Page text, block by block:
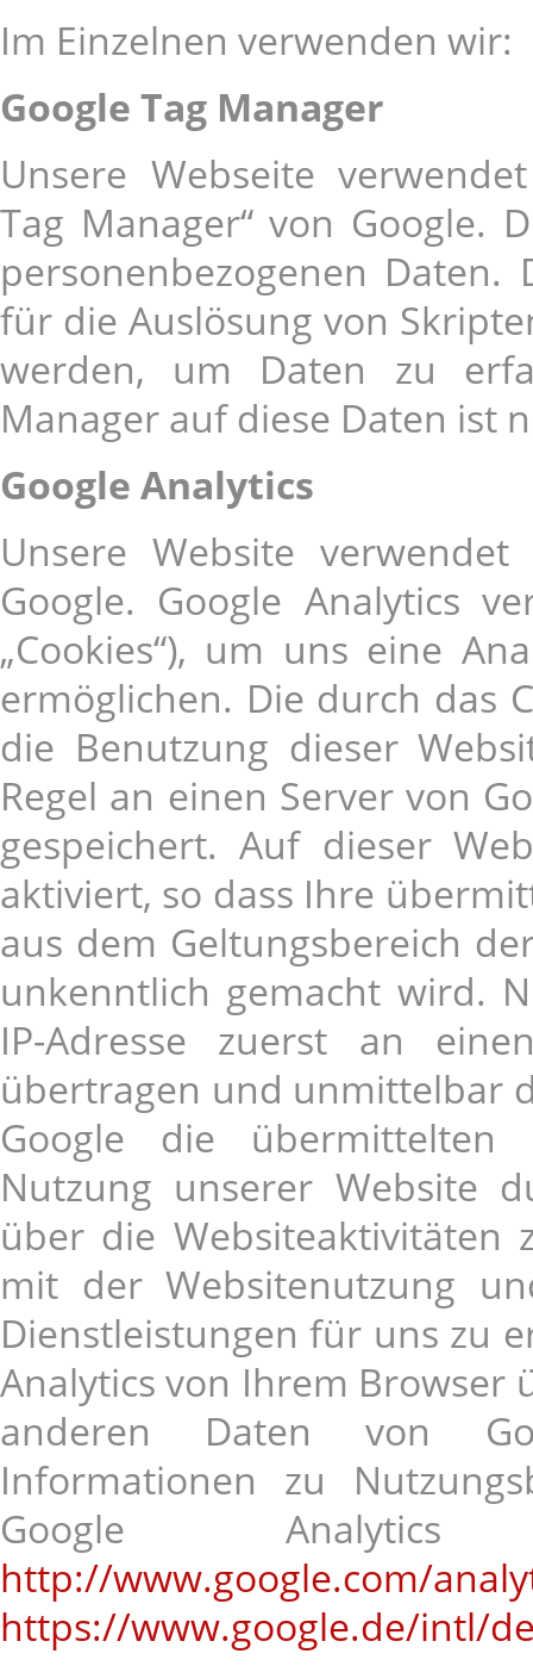
Im Einzelnen verwenden wir:
Google Tag Manager
Unsere Webseite
Tag Manager“ von Google.
personenbezogenen
für die Auslösung von
werden, um Daten zu
Manager auf diese Daten ist
Google Analytics
Unsere Website
Google. Google Analytics
„Cookies“), um uns eine
ermöglichen. Die durch das
die Benutzung dieser
Regel an einen Server von
gespeichert. Auf dieser
aktiviert, so dass Ihre
aus dem Geltungsbereich
unkenntlich gemacht wird.
IP-Adresse zuerst an
übertragen und unmittelbar
Google die
Nutzung unserer Website
über die Websiteaktivitäten
mit der Websitenutzung
Dienstleistungen für uns zu
Analytics von Ihrem Browser
anderen Daten von
Informationen zu
Google
http://www.google.com/
https://www.google.de/intl/